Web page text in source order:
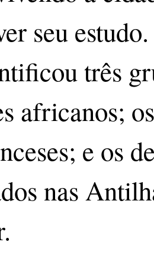
seu
três
africanos;
e os
nas